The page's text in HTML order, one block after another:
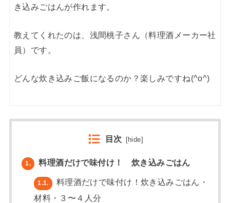
き込みごはんが作れます。
教えてくれたのは、浅間桃子さん（料理酒メーカー社
員）です。
どんな炊き込みご飯になるのか？楽しみですね(^o^)
目次 [hide]
1. 料理酒だけで味付け！ 炊き込みごはん
1.1.
料理酒だけで味付け！炊き込みごはん・
材料・３〜４人分